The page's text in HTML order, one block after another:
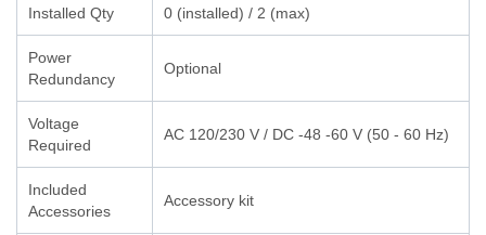
Installed Qty 0 (installed) / 2 (max)
Power
Redundancy
Optional
Voltage
Required
AC 120/230 V / DC -48 -60 V (50 - 60 Hz)
Included
Accessories
Accessory kit